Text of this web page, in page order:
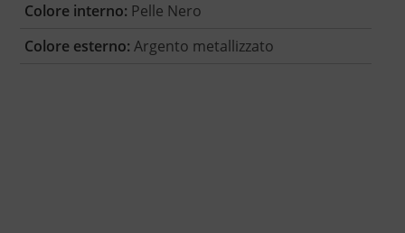
Colore interno: Pelle Nero
Colore esterno: Argento metallizzato